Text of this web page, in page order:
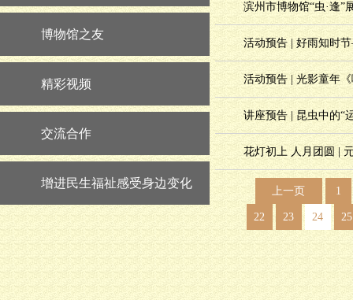
博物馆之友
精彩视频
交流合作
增进民生福祉感受身边变化
滨州市博物馆“虫·逢”
活动预告 | 好雨知时
活动预告 | 光影童年
讲座预告 | 昆虫中的“
花灯初上 人月团圆 |
上一页 1
22 23 24 25